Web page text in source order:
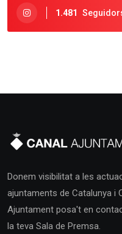
1.481
Donem visibilitat a les
ajuntaments de Catalunya i
Ajuntament posa't en
la teva Sala de Premsa.